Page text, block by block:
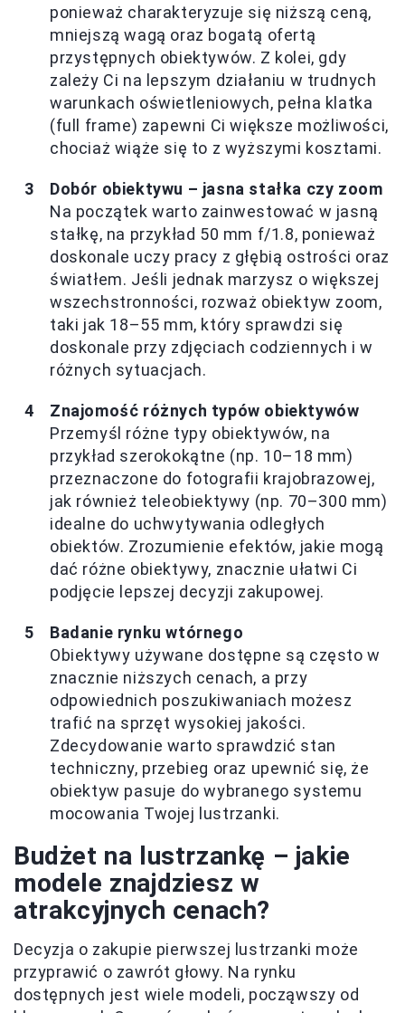
ponieważ charakteryzuje się niższą ceną,
mniejszą wagą oraz bogatą ofertą
przystępnych obiektywów. Z kolei, gdy
zależy Ci na lepszym działaniu w trudnych
warunkach oświetleniowych, pełna klatka
(full frame) zapewni Ci większe możliwości,
chociaż wiąże się to z wyższymi kosztami.
Dobór obiektywu – jasna stałka czy zoom
Na początek warto zainwestować w jasną
stałkę, na przykład 50 mm f/1.8, ponieważ
doskonale uczy pracy z głębią ostrości oraz
światłem. Jeśli jednak marzysz o większej
wszechstronności, rozważ obiektyw zoom,
taki jak 18–55 mm, który sprawdzi się
doskonale przy zdjęciach codziennych i w
różnych sytuacjach.
Znajomość różnych typów obiektywów
Przemyśl różne typy obiektywów, na
przykład szerokokątne (np. 10–18 mm)
przeznaczone do fotografii krajobrazowej,
jak również teleobiektywy (np. 70–300 mm)
idealne do uchwytywania odległych
obiektów. Zrozumienie efektów, jakie mogą
dać różne obiektywy, znacznie ułatwi Ci
podjęcie lepszej decyzji zakupowej.
Badanie rynku wtórnego
Obiektywy używane dostępne są często w
znacznie niższych cenach, a przy
odpowiednich poszukiwaniach możesz
trafić na sprzęt wysokiej jakości.
Zdecydowanie warto sprawdzić stan
techniczny, przebieg oraz upewnić się, że
obiektyw pasuje do wybranego systemu
mocowania Twojej lustrzanki.
Budżet na lustrzankę – jakie
modele znajdziesz w
atrakcyjnych cenach?
Decyzja o zakupie pierwszej lustrzanki może
przyprawić o zawrót głowy. Na rynku
dostępnych jest wiele modeli, począwszy od